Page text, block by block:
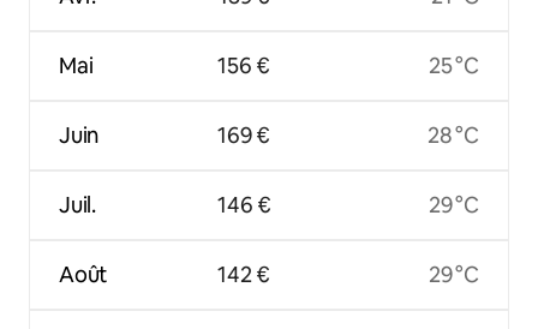
Mai
Juin
Juil.
Août
156 €
169 €
146 €
142 €
25 °C
28 °C
29 °C
29 °C